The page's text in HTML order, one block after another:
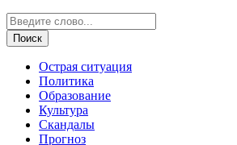
Острая ситуация
Политика
Образование
Культура
Скандалы
Прогноз